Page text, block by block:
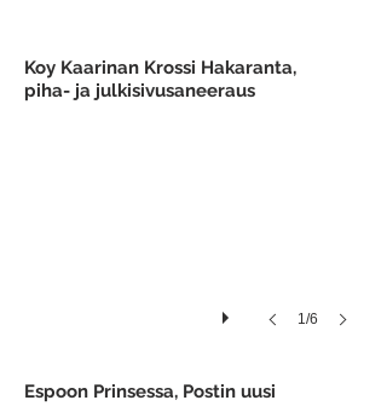
Koy Kaarinan Krossi Hakaranta,
piha- ja julkisivusaneeraus
1/6
Espoon Prinsessa, Postin uusi